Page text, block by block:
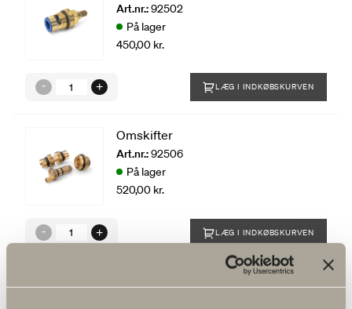
Art.nr.:92502
På lager
450,00 kr.
LÆG I INDKØBSKURVEN
Omskifter
Art.nr.:92506
På lager
520,00 kr.
LÆG I INDKØBSKURVEN